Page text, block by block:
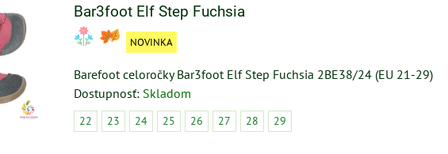
Bar3foot Elf Step Fuchsia
NOVINKA
Barefoot celoročky Bar3foot Elf Step Fuchsia 2BE38/24 (EU 21-29)
Dostupnosť: Skladom
22 23 24 25 26 27 28 29